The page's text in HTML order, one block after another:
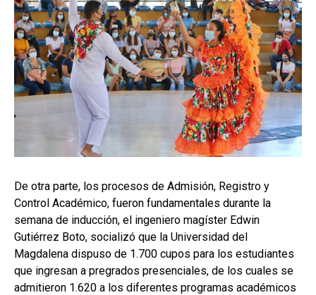
De otra parte, los procesos de Admisión, Registro y
Control Académico, fueron fundamentales durante la
semana de inducción, el ingeniero magíster Edwin
Gutiérrez Boto, socializó que la Universidad del
Magdalena dispuso de 1.700 cupos para los estudiantes
que ingresan a pregrados presenciales, de los cuales se
admitieron 1.620 a los diferentes programas académicos